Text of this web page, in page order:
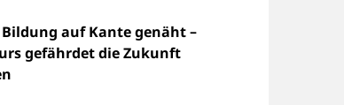
Bildung auf Kante genäht –
gefährdet die Zukunft